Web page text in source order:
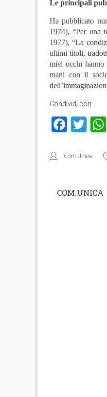
Le principali
Ha pubblicato
1974), “Per una
1977), “La
ultimi titoli,
miei occhi hanno
mani con il
Condividi con
Com.Unica
COM.UNICA